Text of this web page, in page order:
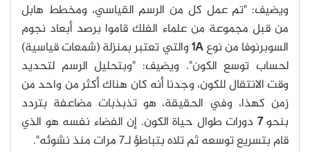
ويضيف: "تم عمل كل من الرسم القياسي، ومخطط هابل
من قبل مجموعة من علماء الفلك قاموا برصد أبعاد نجوم
السوبرنوفا من نوع1Aوالتي تعتبر بمنزلة (شمعات قياسية)
لحساب توسع الكون". ويضيف: "وبتحليل الرسم لتحديد
وقت الانتقال للكون، وجدنا أنه كان هناك أكثر من واحد من
زمن كهذا، وفي الحقيقة، هو تذبذبات مضاعفة بتردد
بنحو7 دورات طوال حياة الكون. إن الفضاء نفسه هو الذي
قام بتسريع توسعه ثم تلاه بتباطؤ لـ7 مرات منذ نشوئه".